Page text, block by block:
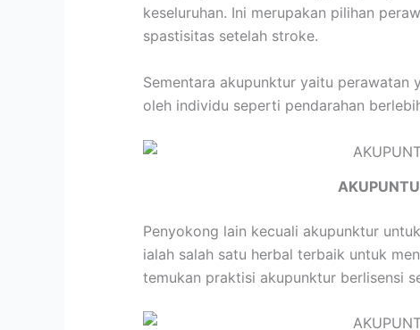
keseluruhan. Ini merupakan pilihan
spastisitas setelah stroke.
Sementara akupunktur yaitu perawatan
oleh individu seperti pendarahan
Penyokong lain kecuali akupunktur
ialah salah satu herbal terbaik untuk
temukan praktisi akupunktur berlisensi